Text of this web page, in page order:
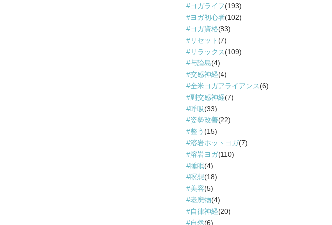
ヨガライフ(193)
ヨガ初心者(102)
ヨガ資格(83)
リセット (7)
リラックス(109)
与論島(4)
交感神経(4)
全米ヨガアライアンス(6)
副交感神経(7)
呼吸(33)
姿勢改善(22)
整う (15)
溶岩ホットヨガ(7)
溶岩ヨガ(110)
睡眠(4)
瞑想(18)
美容(5)
老廃物(4)
自律神経(20)
自然(6)